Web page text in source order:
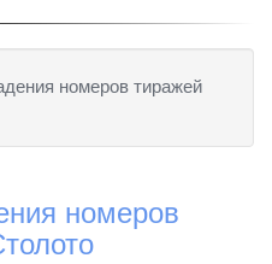
номеров тиражей
номеров